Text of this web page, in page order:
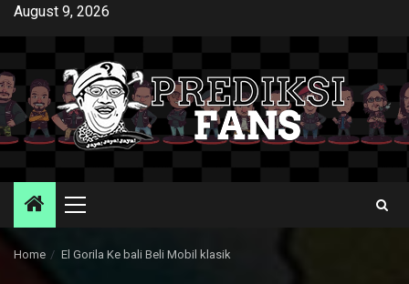
SkipAugust 9, 2026
Primary
Home El Gorila Ke bali Beli Mobil klasik